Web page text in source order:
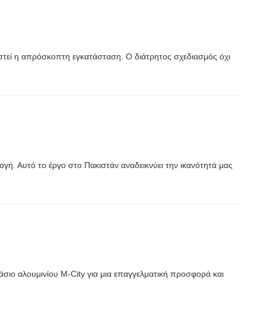
η απρόσκοπτη εγκατάσταση. Ο διάτρητος σχεδιασμός όχι
Αυτό το έργο στο Πακιστάν αναδεικνύει την ικανότητά μας
αλουμινίου M-City για μια επαγγελματική προσφορά και